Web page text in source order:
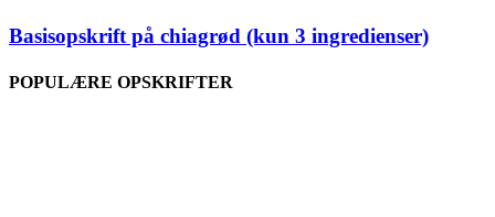
Basisopskrift på chiagrød (kun 3 ingredienser)
POPULÆRE OPSKRIFTER